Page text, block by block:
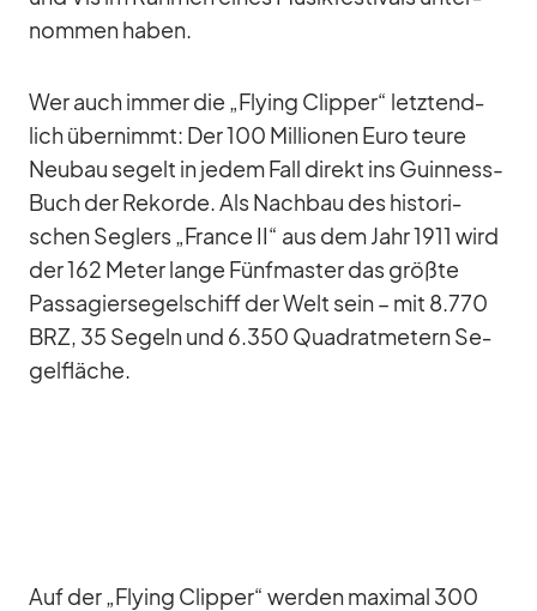
nom­men ha­ben.
Wer auch im­mer die „Fly­ing Clip­per“ letzt­end­
lich über­nimmt: Der 100 Mil­lio­nen Euro teure
Neu­bau se­gelt in je­dem Fall di­rekt ins Guin­ness-
Buch der Re­korde. Als Nach­bau des his­to­ri­
schen Seg­lers „France II“ aus dem Jahr 1911 wird
der 162 Me­ter lange Fünf­mas­ter das größte
Pas­sa­gier­se­gel­schiff der Welt sein – mit 8.770
BRZ, 35 Se­geln und 6.350 Qua­drat­me­tern Se­
gel­flä­che.
Auf der „Fly­ing Clip­per“ wer­den ma­xi­mal 300